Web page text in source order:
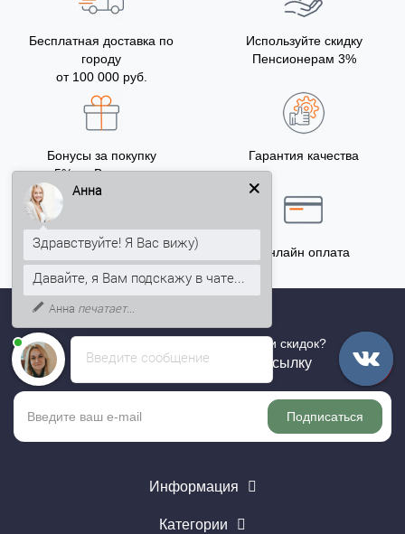
Бесплатная доставка по
городу
от 100 000 руб.
Используйте скидку
Пенсионерам 3%
Бонусы за покупку
5% на Ваш счет
Гарантия качества
Точный расчёт Онлайн оплата
Хотите быть в курсе всех акций и скидок?
Подпишитесь на нашу рассылку
Подписаться
Информация
Категории
Введите сообщение
Анна
Здравствуйте! Я Вас вижу)
Давайте, я Вам подскажу в чате...
Анна печатает...